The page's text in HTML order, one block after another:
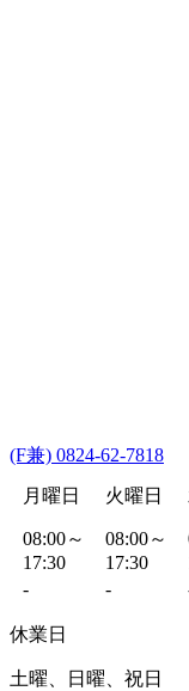
(F兼) 0824-62-7818
月曜日
火曜日
08:00～
17:30
08:00～
17:30
-
-
休業日
土曜、日曜、祝日